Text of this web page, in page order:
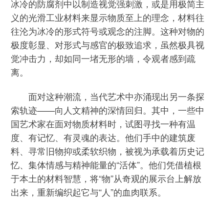
冰冷的防腐剂中以制造视觉强刺激，或是用极简主
义的光滑工业材料来显示物质至上的理念，材料往
往沦为冰冷的形式符号或观念的注脚。这种对物的
极度彰显、对形式与感官的极致追求，虽然极具视
觉冲击力，却如同一堵无形的墙，令观者感到疏
离。
面对这种潮流，当代艺术中亦涌现出另一条探
索轨迹——向人文精神的深情回归。其中，一些中
国艺术家在面对物质材料时，试图寻找一种有温
度、有记忆、有灵魂的表达。他们手中的建筑废
料、寻常旧物抑或柔软织物，被视为承载着历史记
忆、集体情感与精神能量的“活体”。他们凭借植根
于本土的材料智慧，将“物”从奇观的展示台上解放
出来，重新编织起它与“人”的血肉联系。